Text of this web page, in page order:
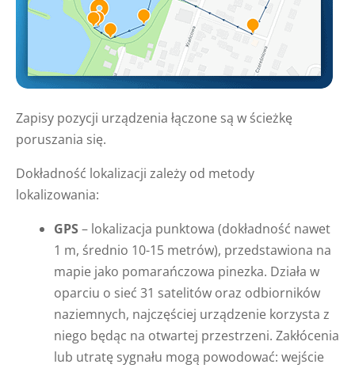
Zapisy pozycji urządzenia łączone są w ścieżkę
poruszania się.
Dokładność lokalizacji zależy od metody
lokalizowania:
GPS– lokalizacja punktowa (dokładność nawet
1 m, średnio 10-15 metrów), przedstawiona na
mapie jako pomarańczowa pinezka. Działa w
oparciu o sieć 31 satelitów oraz odbiorników
naziemnych, najczęściej urządzenie korzysta z
niego będąc na otwartej przestrzeni. Zakłócenia
lub utratę sygnału mogą powodować: wejście